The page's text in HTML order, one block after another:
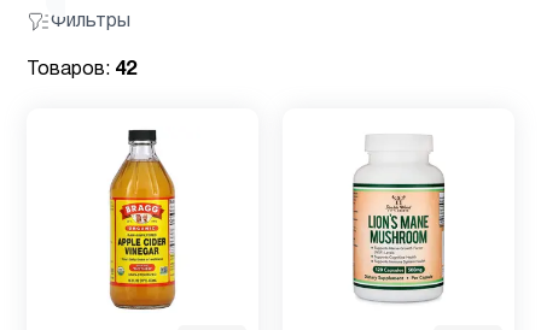
Фильтры
Товаров: 42